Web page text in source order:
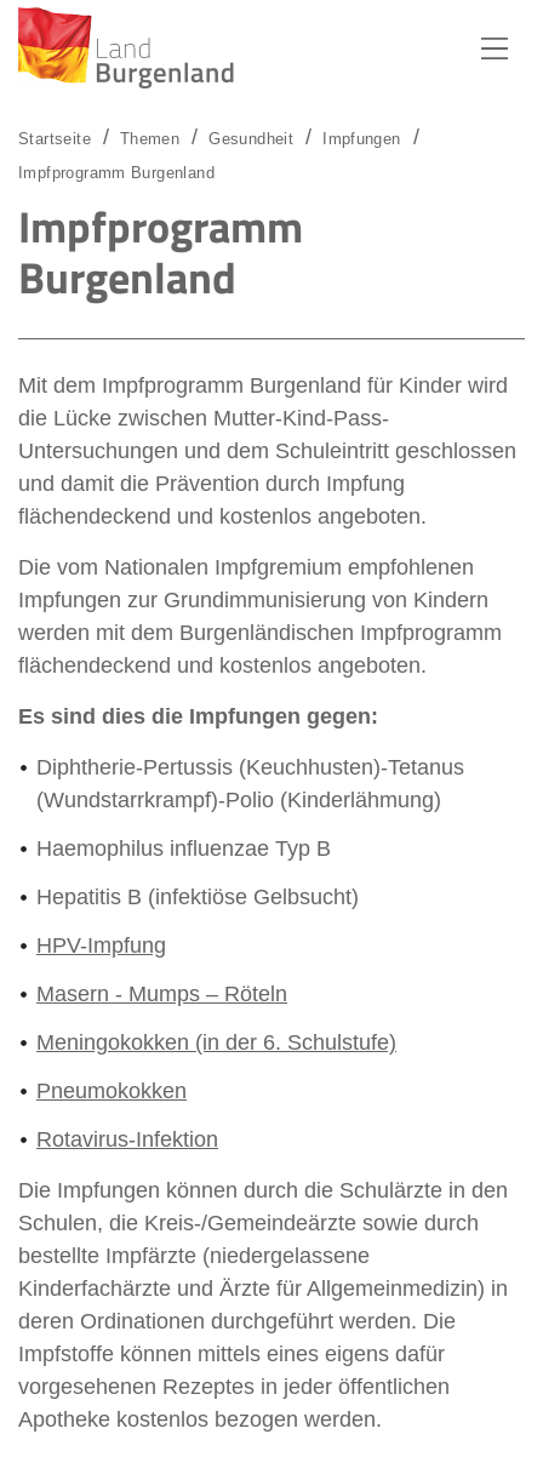
Startseite Themen Gesundheit
Impfungen
Impfprogramm Burgenland
Impfprogramm
Burgenland
Mit dem Impfprogramm Burgenland für Kinder wird
die Lücke zwischen Mutter-Kind-Pass-
Untersuchungen und dem Schuleintritt geschlossen
und damit die Prävention durch Impfung
flächendeckend und kostenlos angeboten.
Die vom Nationalen Impfgremium empfohlenen
Impfungen zur Grundimmunisierung von Kindern
werden mit dem Burgenländischen Impfprogramm
flächendeckend und kostenlos angeboten.
Es sind dies die Impfungen gegen:
Diphtherie-Pertussis (Keuchhusten)-Tetanus
(Wundstarrkrampf)-Polio (Kinderlähmung)
Haemophilus influenzae Typ B
Hepatitis B (infektiöse Gelbsucht)
HPV-Impfung
Masern - Mumps – Röteln
Meningokokken (in der 6. Schulstufe)
Pneumokokken
Rotavirus-Infektion
Die Impfungen können durch die Schulärzte in den
Schulen, die Kreis-/Gemeindeärzte sowie durch
bestellte Impfärzte (niedergelassene
Kinderfachärzte und Ärzte für Allgemeinmedizin) in
deren Ordinationen durchgeführt werden. Die
Impfstoffe können mittels eines eigens dafür
vorgesehenen Rezeptes in jeder öffentlichen
Apotheke kostenlos bezogen werden.